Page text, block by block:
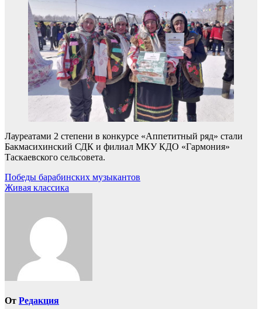
Лауреатами 2 степени в конкурсе «Аппетитный ряд» стали
Бакмасихинский СДК и филиал МКУ КДО «Гармония»
Таскаевского сельсовета.
Навигация
по
Победы барабинских музыкантов
Живая классика
От Редакция